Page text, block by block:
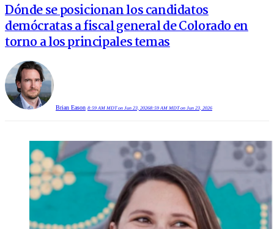
Dónde se posicionan los candidatos
demócratas a fiscal general de Colorado en
torno a los principales temas
Brian Eason 8:59 AM MDT on Jun 23, 20268:59 AM MDT on Jun 23, 2026